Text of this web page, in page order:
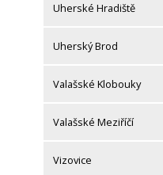
Uherské Hradiště
Uherský Brod
Valašské Klobouky
Valašské Meziříčí
Vizovice